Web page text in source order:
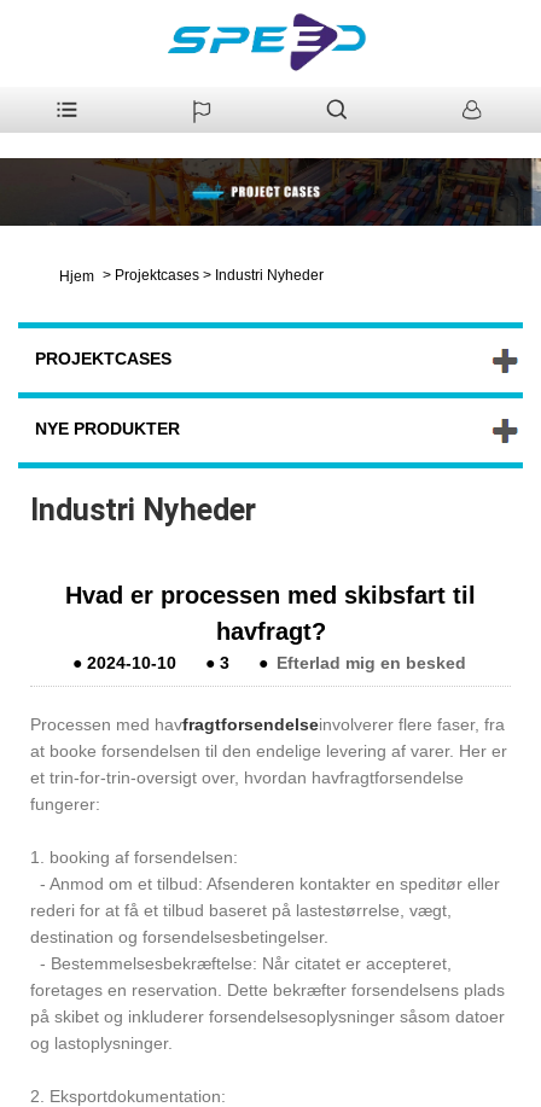
Hjem > Projektcases > Industri Nyheder
PROJEKTCASES
NYE PRODUKTER
Industri Nyheder
Hvad er processen med skibsfart til
havfragt?
● 2024-10-10 ● 3 ● Efterlad mig en besked
Processen med havfragtforsendelseinvolverer flere faser, fra
at booke forsendelsen til den endelige levering af varer. Her er
et trin-for-trin-oversigt over, hvordan havfragtforsendelse
fungerer:
1. booking af forsendelsen:
- Anmod om et tilbud: Afsenderen kontakter en speditør eller
rederi for at få et tilbud baseret på lastestørrelse, vægt,
destination og forsendelsesbetingelser.
- Bestemmelsesbekræftelse: Når citatet er accepteret,
foretages en reservation. Dette bekræfter forsendelsens plads
på skibet og inkluderer forsendelsesoplysninger såsom datoer
og lastoplysninger.
2. Eksportdokumentation: